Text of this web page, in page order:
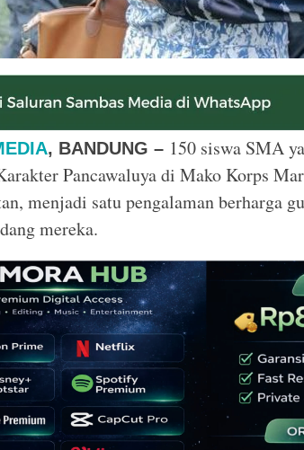
, BANDUNG – 150 siswa SMA
Pancawaluya di Mako Korps
menjadi satu pengalaman berharga
mereka.